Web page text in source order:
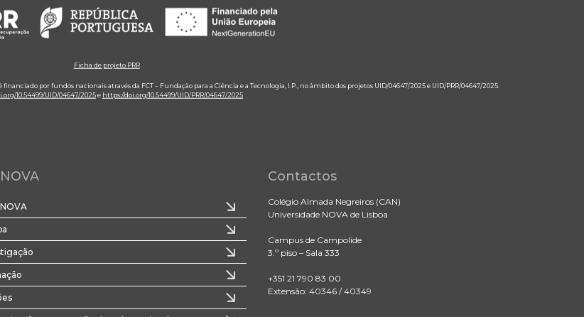
Ficha de projeto PRR
por fundos nacionais através da FCT – Fundação para a Ciência e a Tecnologia, I.P., no âmbito dos projetos UID/04647/2025 e UID/PRR/04647/2025.
10.54499/UID/04647/2025e https://doi.org/10.54499/UID/PRR/04647/2025
Contactos
Colégio Almada Negreiros (CAN)
Universidade NOVA de Lisboa
Campus de Campolide
3.º piso – Sala 333
+351 21 790 83 00
Extensão: 40346 / 40349